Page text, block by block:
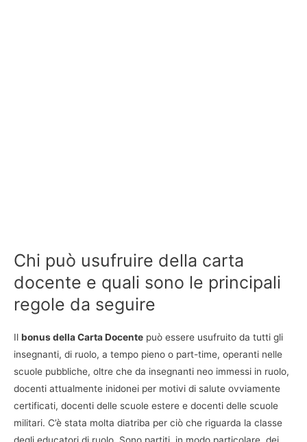
Chi può usufruire della carta
docente e quali sono le principali
regole da seguire
Il bonus della Carta Docente può essere usufruito da tutti gli
insegnanti, di ruolo, a tempo pieno o part-time, operanti nelle
scuole pubbliche, oltre che da insegnanti neo immessi in ruolo,
docenti attualmente inidonei per motivi di salute ovviamente
certificati, docenti delle scuole estere e docenti delle scuole
militari. C’è stata molta diatriba per ciò che riguarda la classe